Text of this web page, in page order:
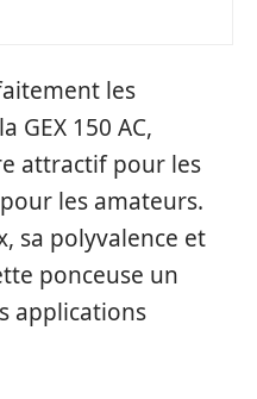
les
GEX 150 AC,
attractif pour les
les amateurs.
sa polyvalence et
ponceuse un
applications